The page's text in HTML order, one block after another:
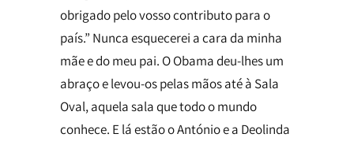
obrigado pelo vosso contributo para o
país.” Nunca esquecerei a cara da minha
mãe e do meu pai. O Obama deu-lhes um
abraço e levou-os pelas mãos até à Sala
Oval, aquela sala que todo o mundo
conhece. E lá estão o António e a Deolinda